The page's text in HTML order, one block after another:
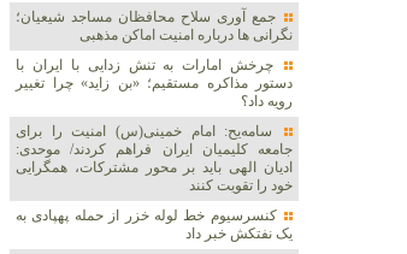
جمع آوری سلاح محافظان مساجد شیعیان؛
نگرانی ها درباره امنیت اماکن مذهبی
چرخش امارات به تنش زدایی با ایران با
دستور مذاکره مستقیم؛ «بن زاید» چرا تغییر
رویه داد؟
سامه‌یح: امام خمینی(س) امنیت را برای
جامعه کلیمیان ایران فراهم کردند/ موحدی:
ادیان الهی باید بر محور مشترکات، همگرایی
خود را تقویت کنند
کنسرسیوم خط لوله خزر از حمله پهپادی به
یک نفتکش خبر داد